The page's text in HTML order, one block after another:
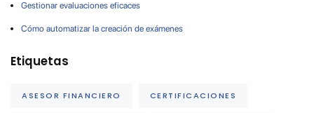
Gestionar evaluaciones eficaces
Cómo automatizar la creación de exámenes
Etiquetas
ASESOR FINANCIERO CERTIFICACIONES